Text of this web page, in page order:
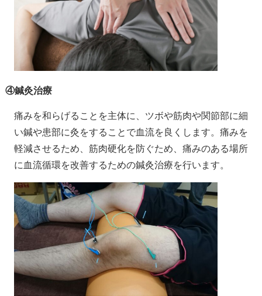
④鍼灸治療
痛みを和らげることを主体に、ツボや筋肉や関節部に細
い鍼や患部に灸をすることで血流を良くします。痛みを
軽減させるため、筋肉硬化を防ぐため、痛みのある場所
に血流循環を改善するための鍼灸治療を行います。